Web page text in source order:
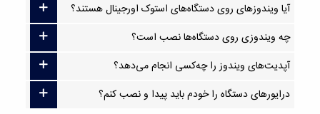
آیا ویندوزهای روی دستگاه‌های استوک اورجینال هستند؟
چه ویندوزی روی دستگاه‌ها نصب است؟
آپدیت‌های ویندوز را چه‌کسی انجام می‌دهد؟
درایورهای دستگاه را خودم باید پیدا و نصب کنم؟